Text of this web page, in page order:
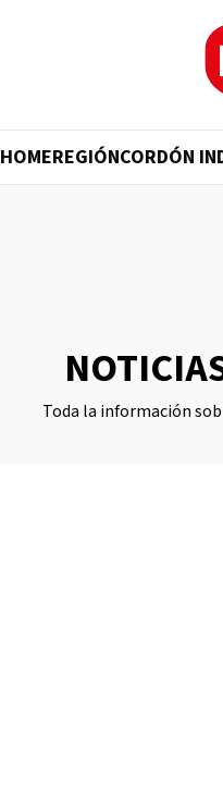
HOMEREGIÓNCORDÓN
Toda la información